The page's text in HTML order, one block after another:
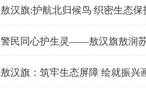
敖汉旗:护航北归候鸟 织密生态保
警民同心护生灵——敖汉旗敖润
敖汉旗：筑牢生态屏障 绘就振兴